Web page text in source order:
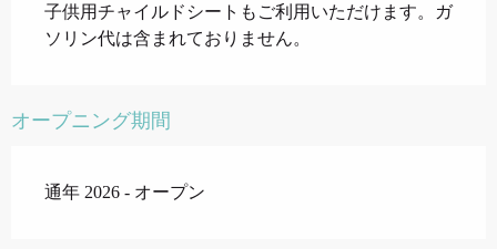
子供用チャイルドシートもご利用いただけます。ガ
ソリン代は含まれておりません。
オープニング期間
通年 2026 - オープン